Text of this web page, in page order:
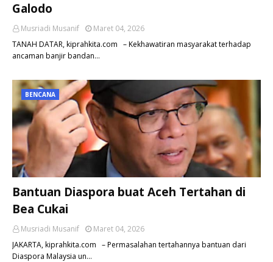
Galodo
Musriadi Musanif
Maret 04, 2026
TANAH DATAR, kiprahkita.com – Kekhawatiran masyarakat terhadap
ancaman banjir bandan…
BENCANA
Bantuan Diaspora buat Aceh Tertahan di
Bea Cukai
Musriadi Musanif
Maret 04, 2026
JAKARTA, kiprahkita.com – Permasalahan tertahannya bantuan dari
Diaspora Malaysia un…